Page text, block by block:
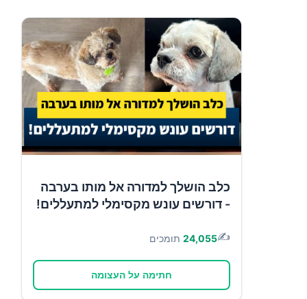
כלב הושלך למדורה אל מותו בערבה
- דורשים עונש מקסימלי למתעללים!
✍️
24,055 תומכים
חתימה על העצומה